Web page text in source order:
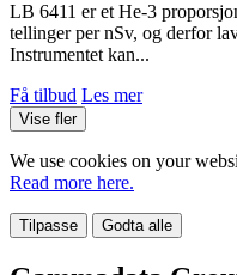
LB 6411 er et He-3
tellinger per nSv, og derfor
Instrumentet kan...
Få tilbud Les mer
Vise fler
We use cookies on your
Read more here.
Tilpasse Godta alle